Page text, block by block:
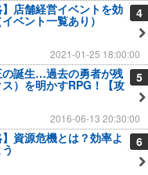
4
】店舗経営イベントを効
ベント一覧あり）
2021-01-25 18:00:00
5
の誕生…過去の勇者が残
）を明かすRPG！【攻
2016-06-13 20:30:00
6
資源危機とは？効率よ